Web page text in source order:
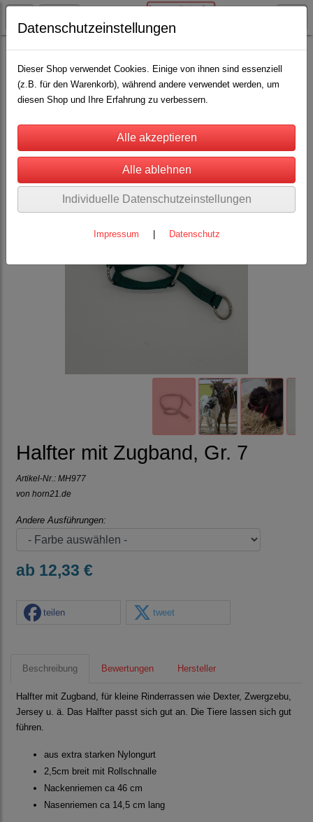
Rinderhaltung
Halfter für Rinder, Kühe, Kälber, Bullen
Nylonhalfter MIT Kette oder Zugband
Zergzebu/Dexter Kälber Gr. 7 / Gr. 8, -2,5cm Gurt(2)
Halfter mit Zugband, Gr. 7
Artikel-Nr.: MH977
von horn21.de
Andere Ausführungen:
ab 12,33 €
teilen tweet
Beschreibung Bewertungen Hersteller
Halfter mit Zugband, für kleine Rinderrassen wie Dexter, Zwergzebu,
Jersey u. ä. Das Halfter passt sich gut an. Die Tiere lassen sich gut
führen.
aus extra starken Nylongurt
2,5cm breit mit Rollschnalle
Nackenriemen ca 46 cm
Nasenriemen ca 14,5 cm lang
Datenschutzeinstellungen
Dieser Shop verwendet Cookies. Einige von ihnen sind essenziell
(z.B. für den Warenkorb), während andere verwendet werden, um
diesen Shop und Ihre Erfahrung zu verbessern.
Individuelle Datenschutzeinstellungen
Impressum Datenschutz